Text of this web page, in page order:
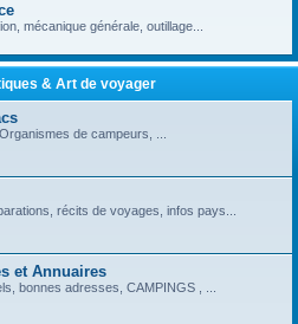
mécanique générale, outillage...
& Art de voyager
de campeurs, ...
récits de voyages, infos pays...
et Annuaires
bonnes adresses, CAMPINGS , ...